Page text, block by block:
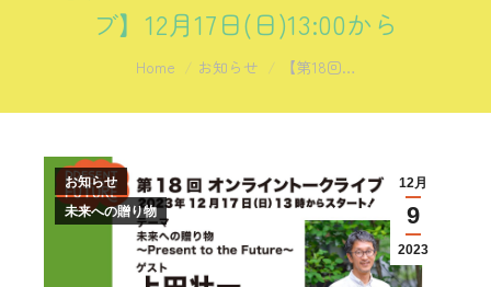
ブ】12月17日(日)13:00から
You are here:
Home お知らせ 【第18回…
12月
9
2023
お知らせ
未来への贈り物